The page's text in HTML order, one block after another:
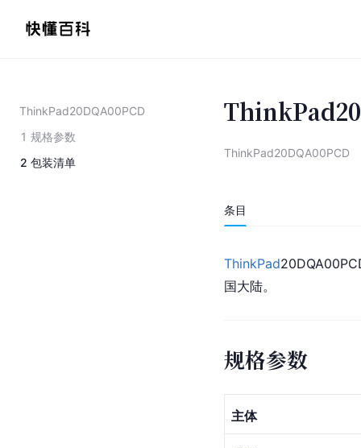
ThinkPad20DQA00PCD
1 规格参数
2 包装清单
ThinkPad20DQA00PCD
条目
ThinkPad
国大陆。
规格参数
主体